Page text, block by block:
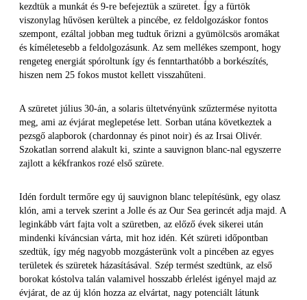
kezdtük a munkát és 9-re befejeztük a szüretet. Így a fürtök
viszonylag hűvösen kerültek a pincébe, ez feldolgozáskor fontos
szempont, ezáltal jobban meg tudtuk őrizni a gyümölcsös aromákat
és kíméletesebb a feldolgozásunk. Az sem mellékes szempont, hogy
rengeteg energiát spóroltunk így és fenntarthatóbb a borkészítés,
hiszen nem 25 fokos mustot kellett visszahűteni.
A szüretet július 30-án, a solaris ültetvényünk szűztermése nyitotta
meg, ami az évjárat meglepetése lett. Sorban utána következtek a
pezsgő alapborok (chardonnay és pinot noir) és az Irsai Olivér.
Szokatlan sorrend alakult ki, szinte a sauvignon blanc-nal egyszerre
zajlott a kékfrankos rozé első szürete.
Idén fordult termőre egy új sauvignon blanc telepítésünk, egy olasz
klón, ami a tervek szerint a Jolle és az Our Sea gerincét adja majd. A
leginkább várt fajta volt a szüretben, az előző évek sikerei után
mindenki kíváncsian várta, mit hoz idén. Két szüreti időpontban
szedtük, így még nagyobb mozgásterünk volt a pincében az egyes
területek és szüretek házasításával. Szép termést szedtünk, az első
borokat kóstolva talán valamivel hosszabb érlelést igényel majd az
évjárat, de az új klón hozza az elvártat, nagy potenciált látunk